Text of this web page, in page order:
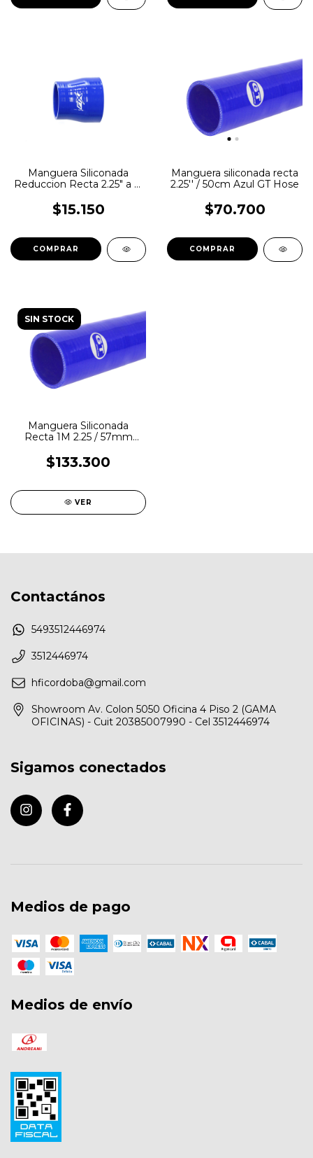
Manguera Siliconada
Reduccion Recta 2.25" a 2"
$15.150
Manguera siliconada recta
2.25'' / 50cm Azul GT Hose
$70.700
SIN STOCK
Manguera Siliconada
Recta 1M 2.25 / 57mm
$133.300
VER
Contactános
5493512446974
3512446974
hficordoba@gmail.com
Showroom Av. Colon 5050 Oficina 4 Piso 2 (GAMA
OFICINAS) - Cuit 20385007990 - Cel 3512446974
Sigamos conectados
Medios de pago
Medios de envío